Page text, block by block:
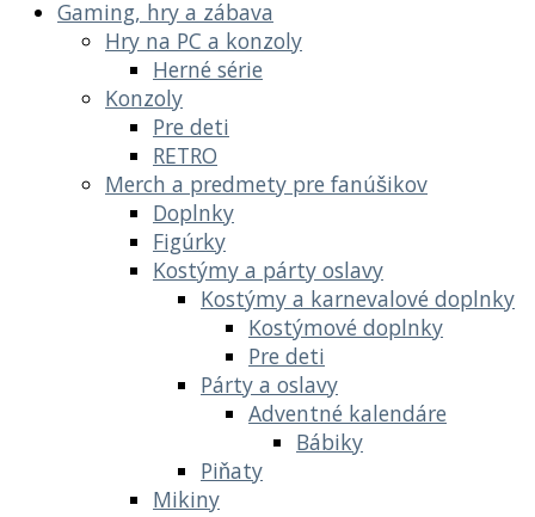
Gaming, hry a zábava
Hry na PC a konzoly
Herné série
Konzoly
Pre deti
RETRO
Merch a predmety pre fanúšikov
Doplnky
Figúrky
Kostýmy a párty oslavy
Kostýmy a karnevalové doplnky
Kostýmové doplnky
Pre deti
Párty a oslavy
Adventné kalendáre
Bábiky
Piňaty
Mikiny